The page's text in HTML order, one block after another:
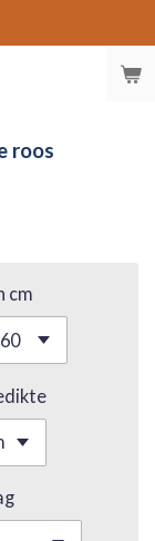
roos
cm